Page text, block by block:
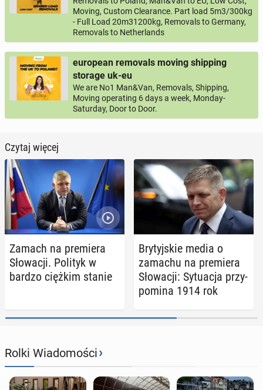
Moving, Custom Clearance. Part load 5m3/300kg
- Full Load 20m31200kg, Removals to Germany,
Removals to Netherlands
european removals moving shipping
storage uk-eu
We are No1 Man&Van, Removals, Shipping,
Moving operating 6 days a week, Monday-
Saturday, Door to Door.
Czytaj więcej
Zamach na pre­mie­ra
Sło­wa­cji. Polityk w
bardzo ciężkim stanie
Bry­tyj­skie media o
zamachu na pre­mie­ra
Sło­wa­cji: Sy­tu­acja przy­
po­mi­na 1914 rok
Rolki Wiadomości›